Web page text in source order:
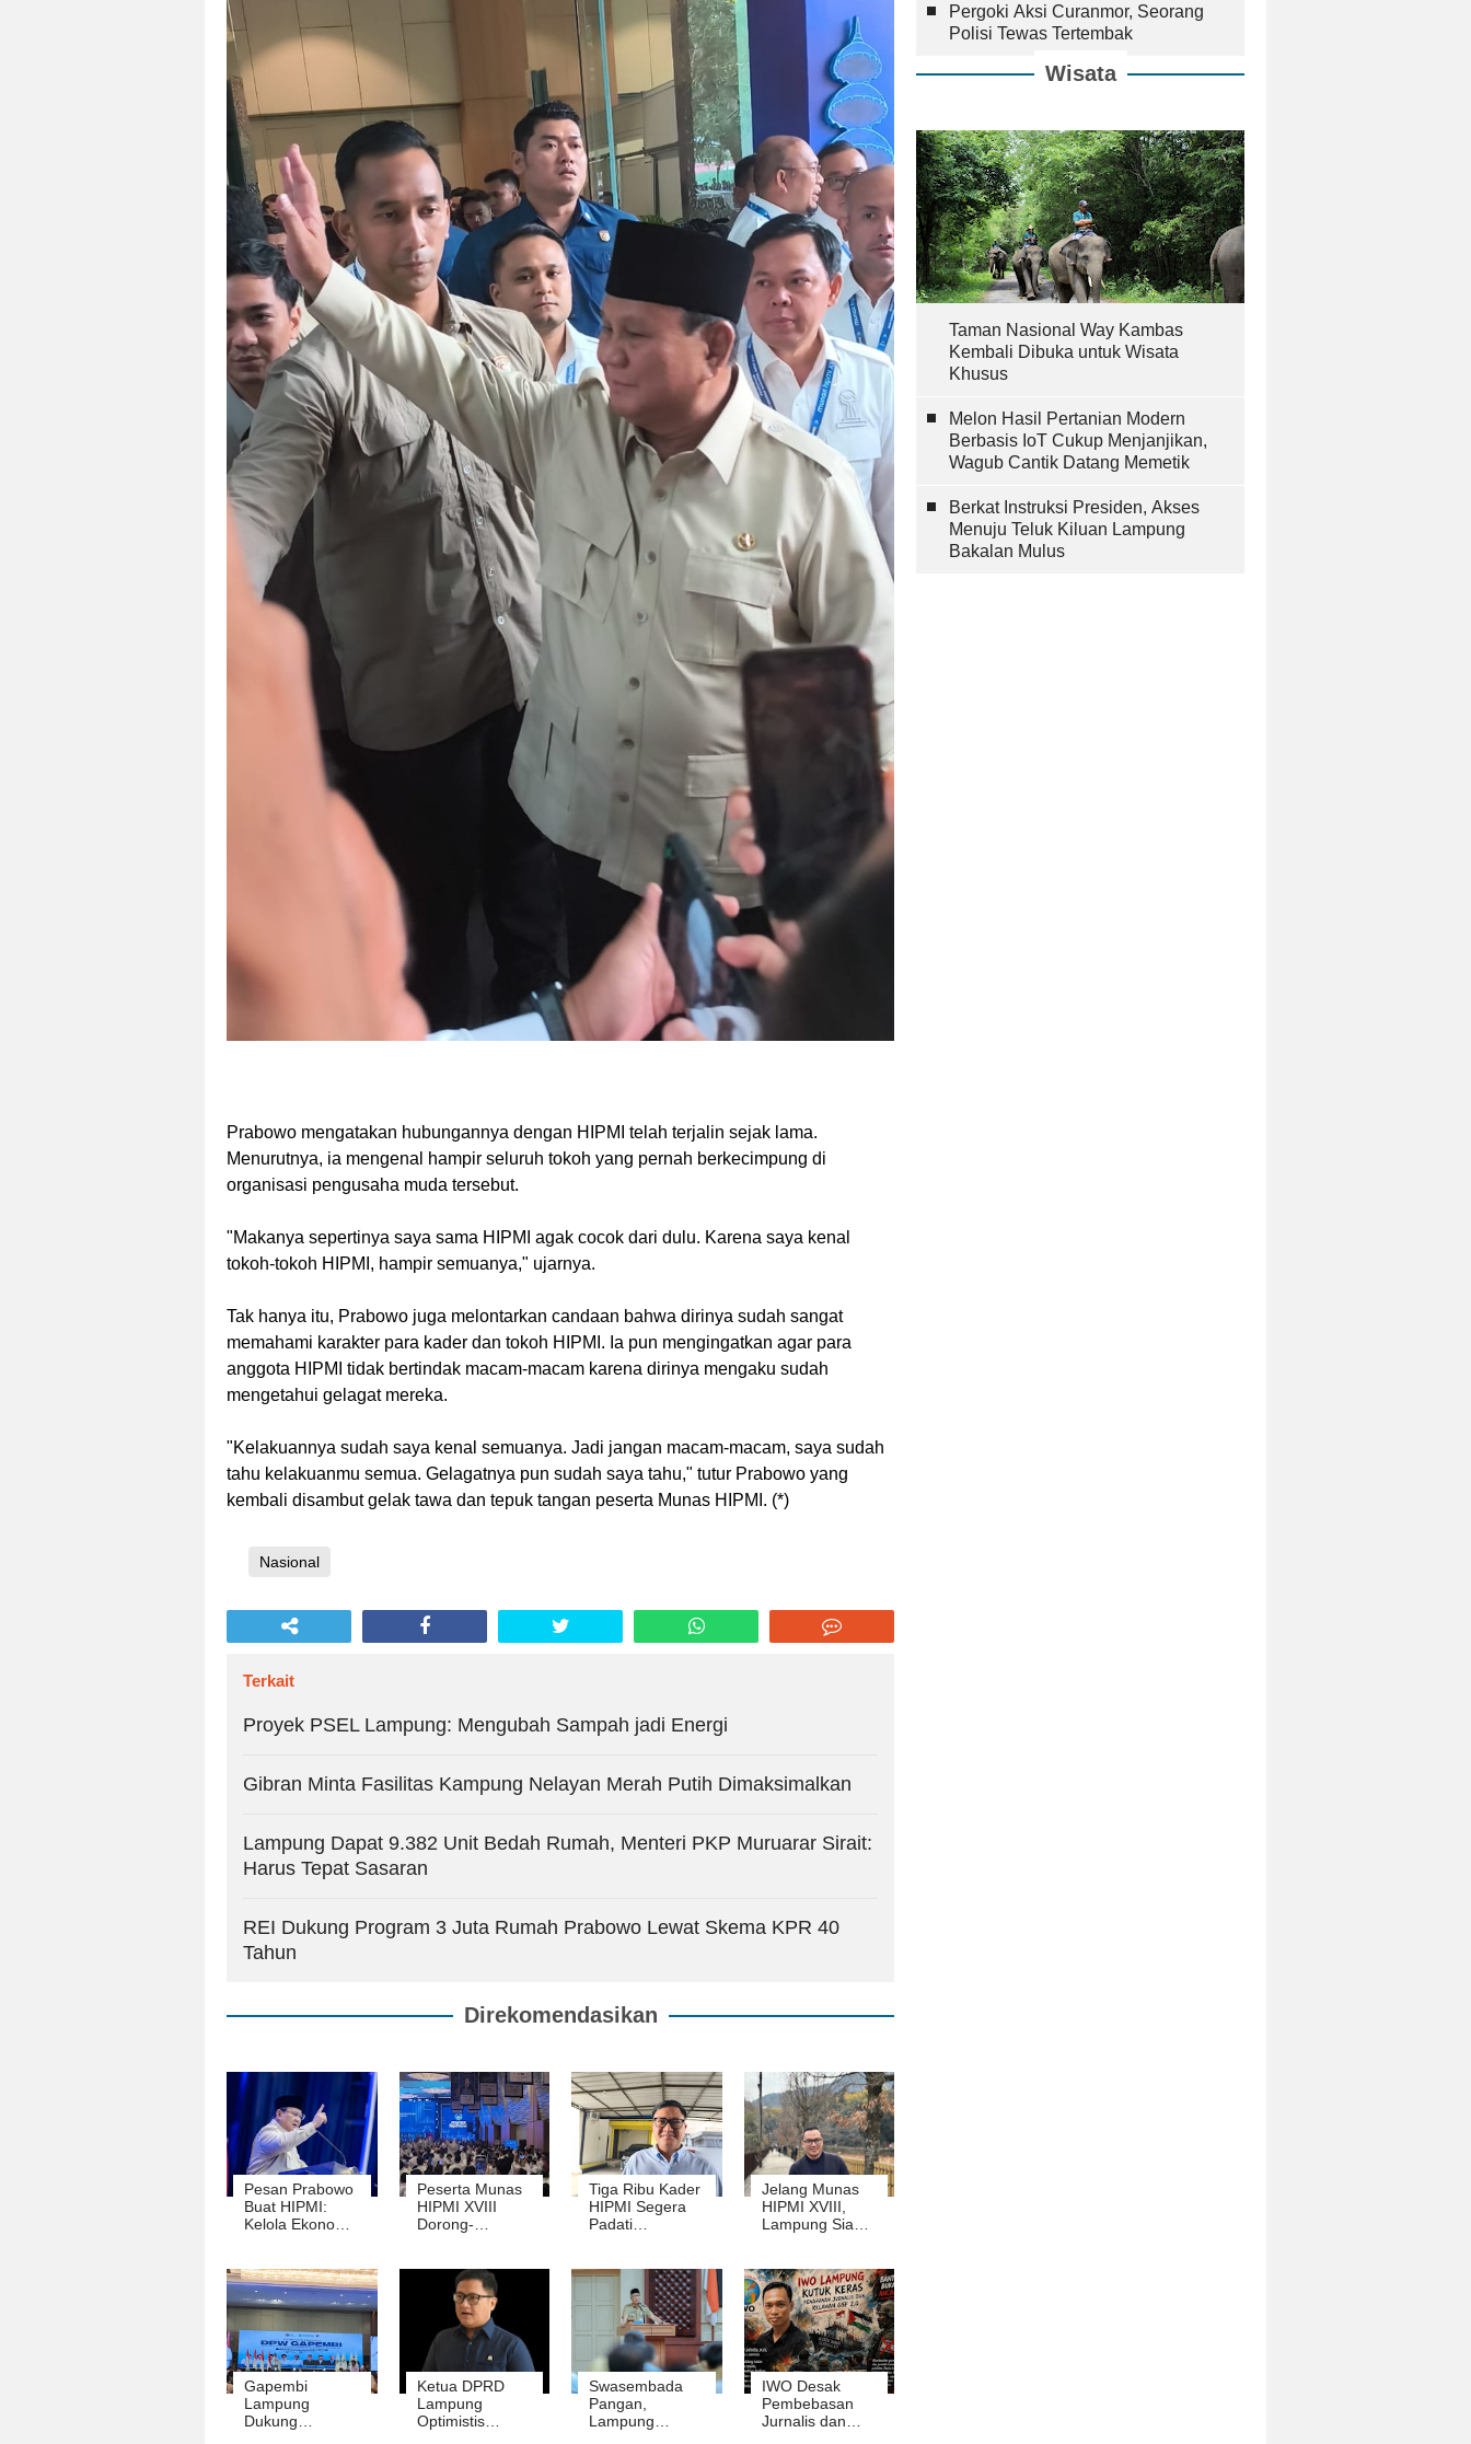
Prabowo mengatakan hubungannya dengan HIPMI telah terjalin sejak lama.
Menurutnya, ia mengenal hampir seluruh tokoh yang pernah berkecimpung di
organisasi pengusaha muda tersebut.
"Makanya sepertinya saya sama HIPMI agak cocok dari dulu. Karena saya kenal
tokoh-tokoh HIPMI, hampir semuanya," ujarnya.
Tak hanya itu, Prabowo juga melontarkan candaan bahwa dirinya sudah sangat
memahami karakter para kader dan tokoh HIPMI. Ia pun mengingatkan agar para
anggota HIPMI tidak bertindak macam-macam karena dirinya mengaku sudah
mengetahui gelagat mereka.
"Kelakuannya sudah saya kenal semuanya. Jadi jangan macam-macam, saya sudah
tahu kelakuanmu semua. Gelagatnya pun sudah saya tahu," tutur Prabowo yang
kembali disambut gelak tawa dan tepuk tangan peserta Munas HIPMI. (*)
Nasional
Terkait
Proyek PSEL Lampung: Mengubah Sampah jadi Energi
Gibran Minta Fasilitas Kampung Nelayan Merah Putih Dimaksimalkan
Lampung Dapat 9.382 Unit Bedah Rumah, Menteri PKP Muruarar Sirait:
Harus Tepat Sasaran
REI Dukung Program 3 Juta Rumah Prabowo Lewat Skema KPR 40
Tahun
Direkomendasikan
Pesan Prabowo
Buat HIPMI:
Kelola Ekonomi
Rakyat
Peserta Munas
HIPMI XVIII
Dorong-
Novotel
Tiga Ribu Kader
HIPMI Segera
Padati
Mampu
Lahirkan
Pemimpin
Terbaik
Jelang Munas
HIPMI XVIII,
Lampung Siap
Muda dari
Seluruh
Indonesia
Gapembi
Lampung
Dukung
Ketua DPRD
Lampung
Optimistis
Swasembada
Pangan,
Lampung
IWO Desak
Pembebasan
Jurnalis dan
Pergoki Aksi Curanmor, Seorang
Polisi Tewas Tertembak
Wisata
Taman Nasional Way Kambas
Kembali Dibuka untuk Wisata
Khusus
Melon Hasil Pertanian Modern
Berbasis IoT Cukup Menjanjikan,
Wagub Cantik Datang Memetik
Berkat Instruksi Presiden, Akses
Menuju Teluk Kiluan Lampung
Bakalan Mulus